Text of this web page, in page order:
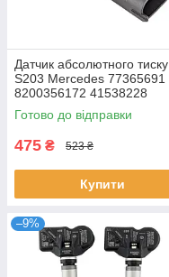
Датчик абсолютного тиску
S203 Mercedes 77365691
8200356172 41538228
55234857 100496101
55240726 55258501
Готово до відправки
475 ₴ 523 ₴
Купити
–9%